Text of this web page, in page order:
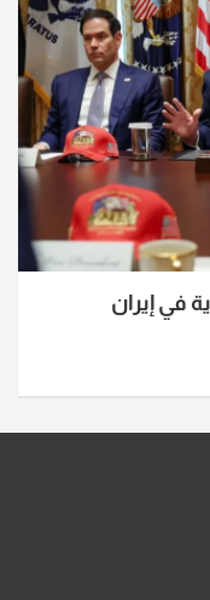
في إيران